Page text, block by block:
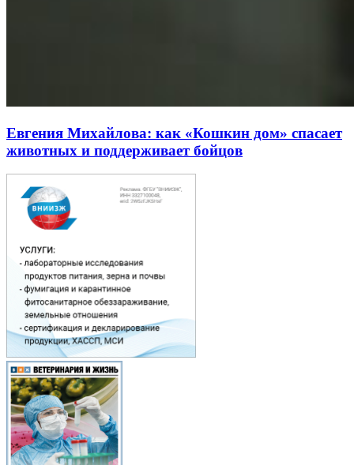
Евгения Михайлова: как «Кошкин дом» спасает
животных и поддерживает бойцов